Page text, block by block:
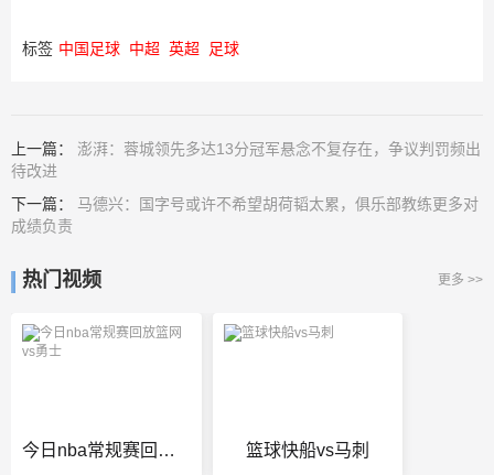
标签 中国足球 中超 英超 足球
上一篇： 澎湃：蓉城领先多达13分冠军悬念不复存在，争议判罚频出
待改进
下一篇： 马德兴：国字号或许不希望胡荷韬太累，俱乐部教练更多对
成绩负责
热门视频 更多 >>
今日nba常规赛回放篮网vs勇士 篮球快船vs马刺